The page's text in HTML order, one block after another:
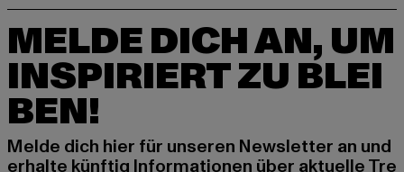
MELDE DICH AN, UM
INSPIRIERT ZU BLEI
BEN!
Melde dich hier für unseren Newsletter an und
erhalte künftig Informationen über aktuelle Tre